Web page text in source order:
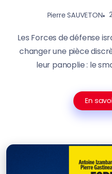
Pierre SAUVETON
Les Forces de défense
changer une pièce
leur panoplie : le
En